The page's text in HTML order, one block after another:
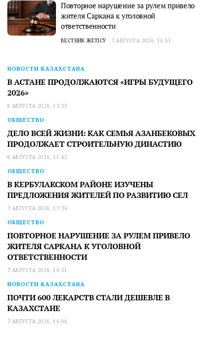
Повторное нарушение за рулем привело
жителя Саркана к уголовной
ответственности
ВЕСТНИК ЖЕТІСУ 7 АВГУСТА 2026, 16:51
НОВОСТИ КАЗАХСТАНА
В АСТАНЕ ПРОДОЛЖАЮТСЯ «ИГРЫ БУДУЩЕГО
2026»
8 АВГУСТА 2026, 13:35
ОБЩЕСТВО
ДЕЛО ВСЕЙ ЖИЗНИ: КАК СЕМЬЯ АЗАНБЕКОВЫХ
ПРОДОЛЖАЕТ СТРОИТЕЛЬНУЮ ДИНАСТИЮ
8 АВГУСТА 2026, 11:42
ОБЩЕСТВО
В КЕРБУЛАКСКОМ РАЙОНЕ ИЗУЧЕНЫ
ПРЕДЛОЖЕНИЯ ЖИТЕЛЕЙ ПО РАЗВИТИЮ СЕЛ
7 АВГУСТА 2026, 17:36
ОБЩЕСТВО
ПОВТОРНОЕ НАРУШЕНИЕ ЗА РУЛЕМ ПРИВЕЛО
ЖИТЕЛЯ САРКАНА К УГОЛОВНОЙ
ОТВЕТСТВЕННОСТИ
7 АВГУСТА 2026, 16:51
НОВОСТИ КАЗАХСТАНА
ПОЧТИ 600 ЛЕКАРСТВ СТАЛИ ДЕШЕВЛЕ В
КАЗАХСТАНЕ
7 АВГУСТА 2026, 16:06